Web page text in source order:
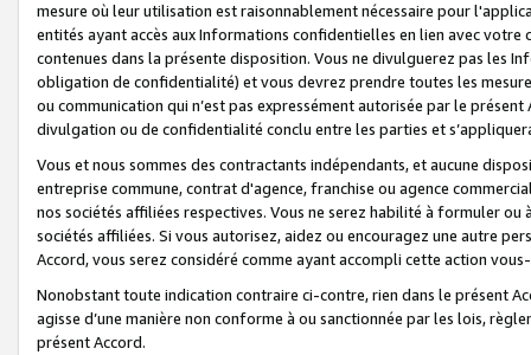
mesure où leur utilisation est raisonnablement nécessaire pour
entités ayant accès aux Informations confidentielles en lien avec
contenues dans la présente disposition. Vous ne divulguerez pas les
obligation de confidentialité) et vous devrez prendre toutes les
ou communication qui n’est pas expressément autorisée par le
divulgation ou de confidentialité conclu entre les parties et
Vous et nous sommes des contractants indépendants, et aucune
entreprise commune, contrat d'agence, franchise ou agence
nos sociétés affiliées respectives. Vous ne serez habilité à formuler
sociétés affiliées. Si vous autorisez, aidez ou encouragez une autre
Accord, vous serez considéré comme ayant accompli cette action
Nonobstant toute indication contraire ci-contre, rien dans le présent
agisse d’une manière non conforme à ou sanctionnée par les lois,
présent Accord.